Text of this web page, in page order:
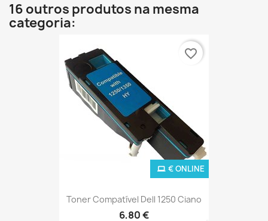
16 outros produtos na mesma
categoria:
Toner Compatível Dell 1250 Ciano
6,80 €
€ ONLINE
favorite_border